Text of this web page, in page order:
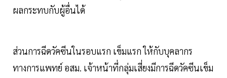
ผลกระทบกับผู้อื่นได้
ส่วนการฉีดวัคซีนในรอบแรก เข็มแรก ให้กับบุคลากร
ทางการแพทย์ อสม. เจ้าหน้าที่กลุ่มเสี่ยงมีการฉีดวัคซีนเข็ม